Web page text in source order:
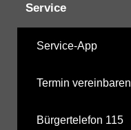
Service
Service-App
Termin vereinbaren
Bürgertelefon 115